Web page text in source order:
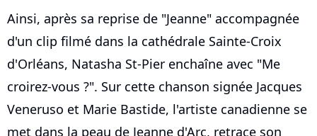
Ainsi, après sa reprise de "Jeanne" accompagnée
d'un clip filmé dans la cathédrale Sainte-Croix
d'Orléans, Natasha St-Pier enchaîne avec "Me
croirez-vous ?". Sur cette chanson signée Jacques
Veneruso et Marie Bastide, l'artiste canadienne se
met dans la peau de Jeanne d'Arc, retrace son